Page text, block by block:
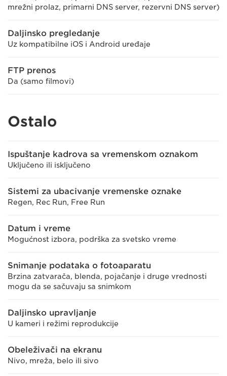
mrežni prolaz, primarni DNS server, rezervni DNS server)
Daljinsko pregledanje
Uz kompatibilne iOS i Android uređaje
FTP prenos
Da (samo filmovi)
Ostalo
Ispuštanje kadrova sa vremenskom oznakom
Uključeno ili isključeno
Sistemi za ubacivanje vremenske oznake
Regen, Rec Run, Free Run
Datum i vreme
Mogućnost izbora, podrška za svetsko vreme
Snimanje podataka o fotoaparatu
Brzina zatvarača, blenda, pojačanje i druge vrednosti
mogu da se sačuvaju sa snimkom
Daljinsko upravljanje
U kameri i režimi reprodukcije
Obeleživači na ekranu
Nivo, mreža, belo ili sivo